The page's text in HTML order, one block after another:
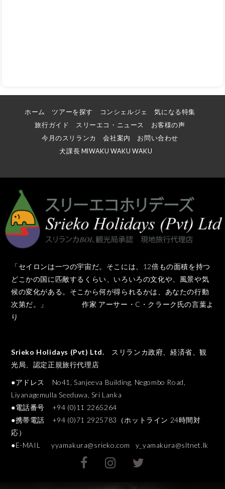
ホーム ツアーを探す コンシェルジェ
気になる特集
旅行ガイド
スリーエコ・ニュース
お客様の声
今月のスリランカ
会社案内
お問い合わせ
犬課長 MIWAKU WAKU WAKU
「セイロンは一つの宇宙だ。そこには、12倍もの面積を持つ
どこかの国に匹敵するくらい、いろいろの文化や、風景や気
候の変化がある。そこから何が得られるかは、あなたの行動
次第だ。」 作家 アーサー・C・クラーク氏の言葉よ
り
Srieko Holidays (Pvt) Ltd. スリランカ政府、経済省、観
光局、認定正規旅行代理店
●アドレス No41, Sanjeeva Building, Negombo Road,
Liyanagemulla Seeduwa, Sri Lanka
●電話番号 +94 (0)11 2265264
●携帯電話 +94 (0)71 2925783（ホットライン 24時間対
応）
●E-MAIL yyamakura@srieko.com y_yamakura@sltnet.lk